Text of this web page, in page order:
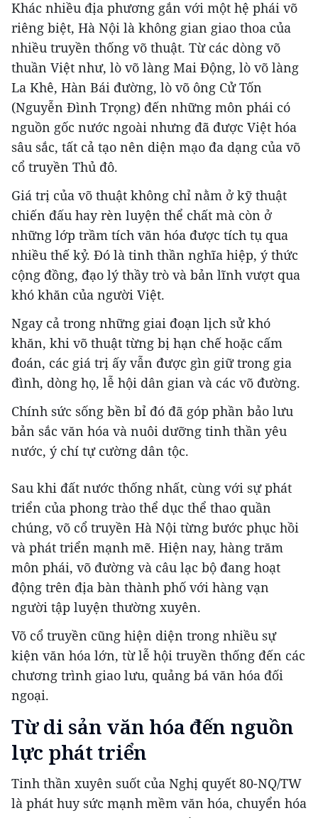
Khác nhiều địa phương gắn với một hệ phái võ
riêng biệt, Hà Nội là không gian giao thoa của
nhiều truyền thống võ thuật. Từ các dòng võ
thuần Việt như, lò võ làng Mai Động, lò võ làng
La Khê, Hàn Bái đường, lò võ ông Cử Tốn
(Nguyễn Đình Trọng) đến những môn phái có
nguồn gốc nước ngoài nhưng đã được Việt hóa
sâu sắc, tất cả tạo nên diện mạo đa dạng của võ
cổ truyền Thủ đô.
Giá trị của võ thuật không chỉ nằm ở kỹ thuật
chiến đấu hay rèn luyện thể chất mà còn ở
những lớp trầm tích văn hóa được tích tụ qua
nhiều thế kỷ. Đó là tinh thần nghĩa hiệp, ý thức
cộng đồng, đạo lý thầy trò và bản lĩnh vượt qua
khó khăn của người Việt.
Ngay cả trong những giai đoạn lịch sử khó
khăn, khi võ thuật từng bị hạn chế hoặc cấm
đoán, các giá trị ấy vẫn được gìn giữ trong gia
đình, dòng họ, lễ hội dân gian và các võ đường.
Chính sức sống bền bỉ đó đã góp phần bảo lưu
bản sắc văn hóa và nuôi dưỡng tinh thần yêu
nước, ý chí tự cường dân tộc.
Sau khi đất nước thống nhất, cùng với sự phát
triển của phong trào thể dục thể thao quần
chúng, võ cổ truyền Hà Nội từng bước phục hồi
và phát triển mạnh mẽ. Hiện nay, hàng trăm
môn phái, võ đường và câu lạc bộ đang hoạt
động trên địa bàn thành phố với hàng vạn
người tập luyện thường xuyên.
Võ cổ truyền cũng hiện diện trong nhiều sự
kiện văn hóa lớn, từ lễ hội truyền thống đến các
chương trình giao lưu, quảng bá văn hóa đối
ngoại.
Từ di sản văn hóa đến nguồn
lực phát triển
Tinh thần xuyên suốt của Nghị quyết 80-NQ/TW
là phát huy sức mạnh mềm văn hóa, chuyển hóa